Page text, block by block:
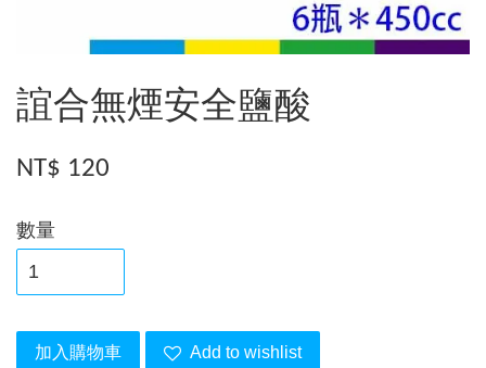
誼合無煙安全鹽酸
NT$ 120
數量
加入購物車 Add to wishlist